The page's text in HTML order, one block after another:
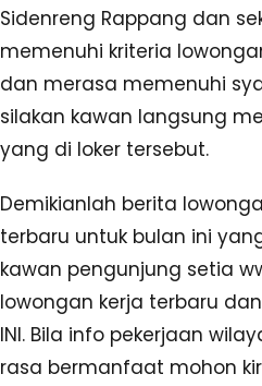
Sidenreng Rappang dan
memenuhi kriteria
dan merasa memenuhi
silakan kawan langsung
yang di loker tersebut.
Demikianlah berita
terbaru untuk bulan ini
kawan pengunjung setia
lowongan kerja terbaru
INI. Bila info pekerjaan
rasa bermanfaat mohon